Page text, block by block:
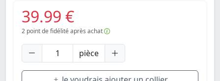
39.99 €
2 point de fidélité après achat
pièce